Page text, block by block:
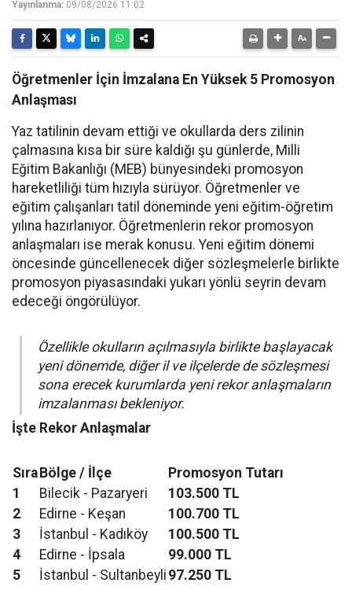
Yayınlanma: 09/08/2026 11:02
Öğretmenler İçin İmzalana En Yüksek 5 Promosyon
Anlaşması
Yaz tatilinin devam ettiği ve okullarda ders zilinin
çalmasına kısa bir süre kaldığı şu günlerde, Milli
Eğitim Bakanlığı (MEB) bünyesindeki promosyon
hareketliliği tüm hızıyla sürüyor. Öğretmenler ve
eğitim çalışanları tatil döneminde yeni eğitim-öğretim
yılına hazırlanıyor. Öğretmenlerin rekor promosyon
anlaşmaları ise merak konusu. Yeni eğitim dönemi
öncesinde güncellenecek diğer sözleşmelerle birlikte
promosyon piyasasındaki yukarı yönlü seyrin devam
edeceği öngörülüyor.
Özellikle okulların açılmasıyla birlikte başlayacak
yeni dönemde, diğer il ve ilçelerde de sözleşmesi
sona erecek kurumlarda yeni rekor anlaşmaların
imzalanması bekleniyor.
İşte Rekor Anlaşmalar
SıraBölge / İlçe
Promosyon Tutarı
1
Bilecik - Pazaryeri
103.500 TL
2
Edirne - Keşan
100.700 TL
3
İstanbul - Kadıköy
100.500 TL
4
Edirne - İpsala
99.000 TL
5
İstanbul - Sultanbeyli 97.250 TL